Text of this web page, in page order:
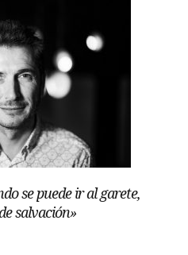
se puede ir al garete,
salvación»